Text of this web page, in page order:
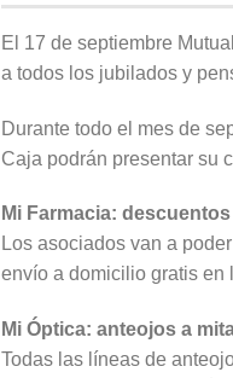
El 17 de septiembre
a todos los jubilados y
Durante todo el mes de
Caja podrán presentar su
Mi Farmacia:
Los asociados van a
envío a domicilio gratis en
Mi Óptica: anteojos a
Todas las líneas de